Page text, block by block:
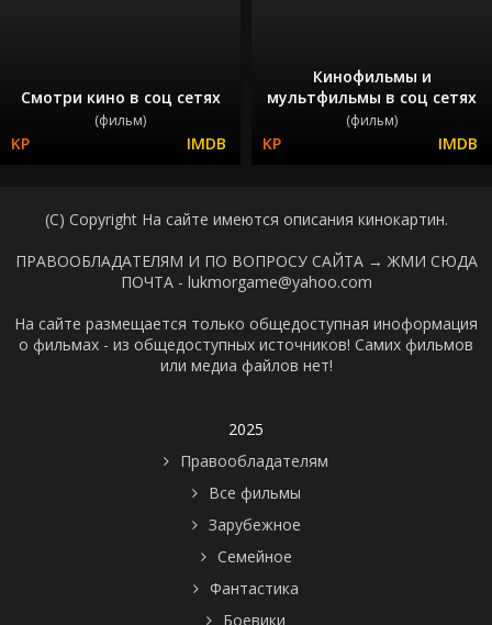
Смотри кино в соц сетях
(фильм)
Кинофильмы и
мультфильмы в соц сетях
(фильм)
(C) Copyright На сайте имеются описания кинокартин.
ПРАВООБЛАДАТЕЛЯМ И ПО ВОПРОСУ САЙТА → ЖМИ СЮДА
ПОЧТА - lukmorgame@yahoo.com
На сайте размещается только общедоступная иноформация
о фильмах - из общедоступных источников! Самих фильмов
или медиа файлов нет!
2025
Правообладателям
Все фильмы
Зарубежное
Семейное
Фантастика
Боевики